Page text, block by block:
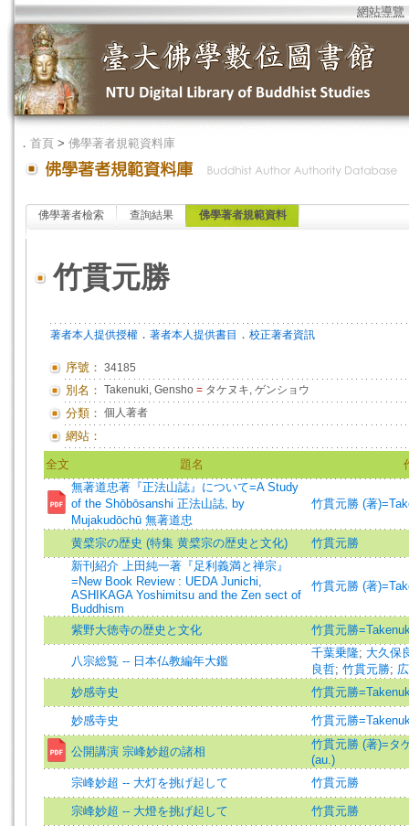
網站導覽
． 首頁 > 佛學著者規範資料庫
佛學著者檢索 查詢結果 佛學著者規範資料
竹貫元勝
著者本人提供授權 ． 著者本人提供書目 ． 校正著者資訊
序號： 34185
別名： Takenuki, Gensho = タケヌキ, ゲンショウ
分類： 個人著者
網站：
全文 題名
無著道忠著『正法山誌』について=A Study
of the Shōbōsanshi 正法山誌, by
Mujakudōchū 無著道忠
竹貫元勝 (著
黄檗宗の歴史 (特集 黄檗宗の歴史と文化)
竹貫元勝
新刊紹介 上田純一著『足利義満と禅宗』
=New Book Review : UEDA Junichi,
ASHIKAGA Yoshimitsu and the Zen sect of
Buddhism
竹貫元勝 (著
紫野大徳寺の歴史と文化 竹貫元勝
八宗総覧 -- 日本仏教編年大鑑
千葉乗隆; 大久保
良哲; 竹貫元勝;
妙感寺史
竹貫元勝
妙感寺史 竹貫元勝
公開講演 宗峰妙超の諸相
竹貫元勝 (著)=タ
(au.)
宗峰妙超 -- 大灯を挑げ起して
竹貫元勝
宗峰妙超 -- 大燈を挑げ起して 竹貫元勝